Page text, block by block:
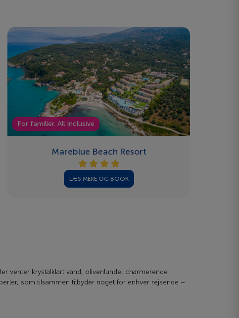
For familier. All Inclusive
Mareblue Beach Resort
LÆS MERE OG BOOK
venter krystalklart vand, olivenlunde, charmerende
som tilsammen tilbyder noget for enhver rejsende –